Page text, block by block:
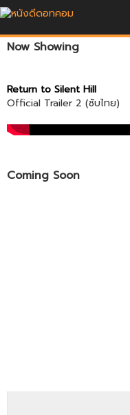
Now Showing
Return to Silent Hill
Official Trailer 2 (ซับไทย)
Coming Soon